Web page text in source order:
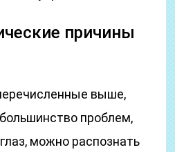
причины
выше,
проблем,
можно распознать